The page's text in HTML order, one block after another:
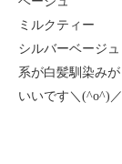
ミルクティー
シルバーベージュ
系が白髪馴染みが
いいです＼(^o^)／